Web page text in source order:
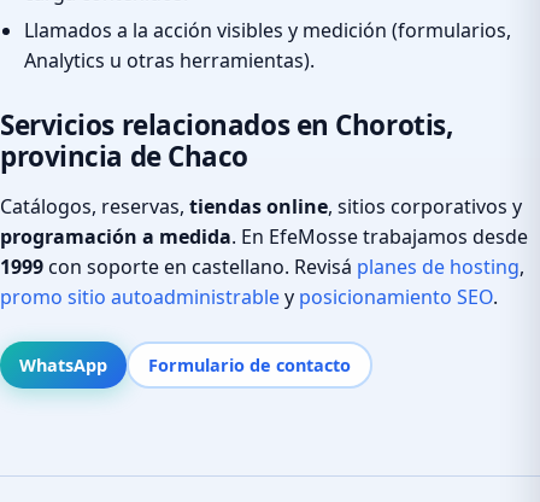
Llamados a la acción visibles y medición (formularios,
Analytics u otras herramientas).
Servicios relacionados en Chorotis,
provincia de Chaco
Catálogos, reservas, tiendas online, sitios corporativos y
programación a medida. En EfeMosse trabajamos desde
1999con soporte en castellano. Revisá planes de hosting,
promo sitio autoadministrabley posicionamiento SEO.
WhatsApp Formulario de contacto